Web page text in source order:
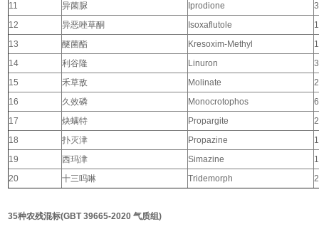
11
异菌脲 Iprodione
12
异恶唑草酮 Isoxaflutole
13
醚菌酯 Kresoxim-Methyl
14
利谷隆 Linuron
15
禾草敌 Molinate
16
久效磷 Monocrotophos
17
炔螨特 Propargite
18
扑灭津 Propazine
19
西玛津 Simazine
20
十三吗啉 Tridemorph
35种农残混标(GBT 39665-2020 气质组)